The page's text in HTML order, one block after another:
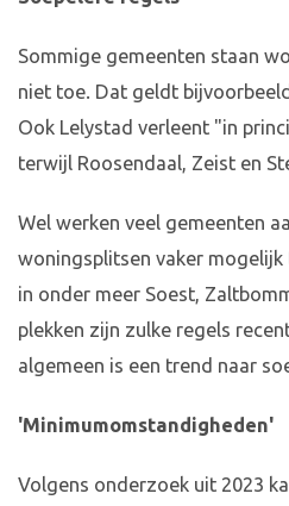
Sommige gemeenten staan
niet toe. Dat geldt
Ook Lelystad verleent "in
terwijl Roosendaal, Zeist en
Wel werken veel gemeenten
woningsplitsen vaker
in onder meer Soest,
plekken zijn zulke regels
algemeen is een trend naar
'Minimumomstandigheden'
Volgens onderzoek uit 2023